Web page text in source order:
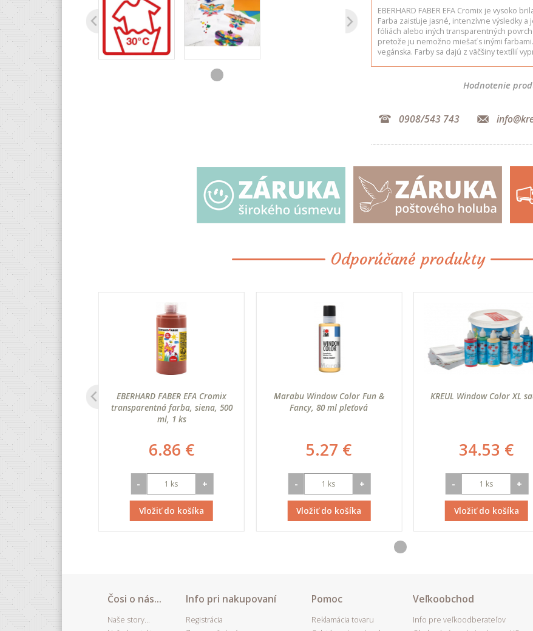
EBERHARD FABER EFA Cromix je vysoko
Farba zaisťuje jasné, intenzívne výsledky
fóliách alebo iných transparentných
pretože ju nemožno miešať s inými
vegánska. Farby sa dajú z väčšiny textílií
Hodnotenie
0908/543 743
Odporúčané produkty
0,5 mm, A4,
biele, 10 ks
€
+
do košíka
EBERHARD FABER EFA Cromix
transparentná farba, siena, 500
ml, 1 ks
6.86 €
- +
Vložiť do košíka
Marabu Window Color Fun &
Fancy, 80 ml pleťová
5.27 €
- +
Vložiť do košíka
KREUL Window Color XL
34.53 €
- +
Vložiť do košíka
Čosi o nás...
Naše story...
Info pri nakupovaní
Registrácia
Pomoc
Reklamácia tovaru
Veľkoobchod
Info pre veľkoodberateľov